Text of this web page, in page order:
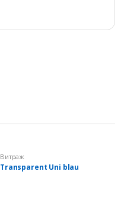
Витраж
Transparent Uni blau